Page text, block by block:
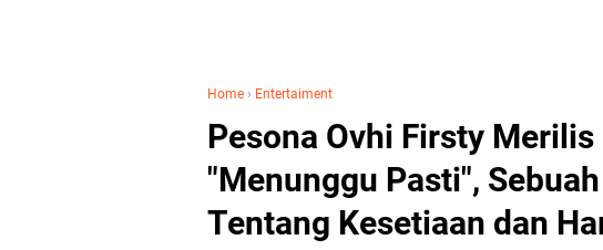
Home › Entertaiment
Pesona Ovhi Firsty
"Menunggu Pasti",
Tentang Kesetiaan dan